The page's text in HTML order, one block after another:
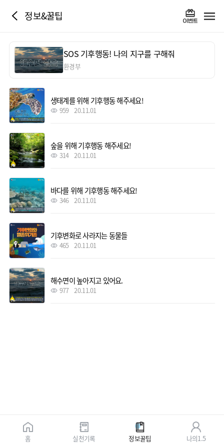
정보&꿀팁
SOS 기후행동! 나의 지구를 구해줘
환경부
생태계를 위해 기후행동 해주세요!
959 20.11.01
숲을 위해 기후행동 해주세요!
314 20.11.01
바다를 위해 기후행동 해주세요!
346 20.11.01
기후변화로 사라지는 동물들
465 20.11.01
해수면이 높아지고 있어요.
977 20.11.01
홈 실천기록 정보꿀팁 나의1.5